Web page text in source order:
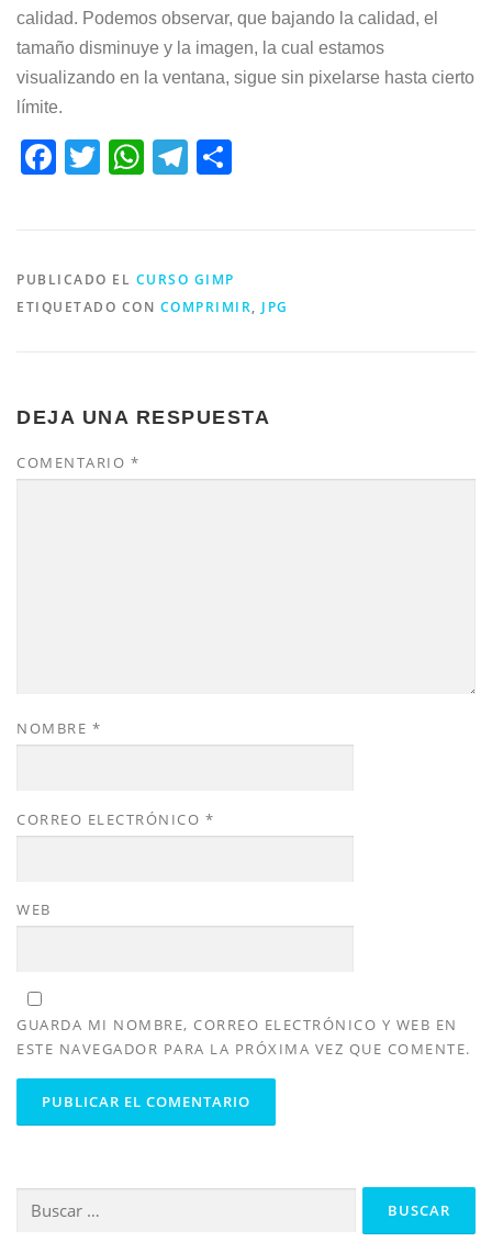
calidad. Podemos observar, que bajando la calidad, el
tamaño disminuye y la imagen, la cual estamos
visualizando en la ventana, sigue sin pixelarse hasta cierto
límite.
Facebook
Twitter
WhatsApp
Telegram
PUBLICADO EL CURSO GIMP
ETIQUETADO CON COMPRIMIR, JPG
DEJA UNA RESPUESTA
COMENTARIO *
NOMBRE *
CORREO ELECTRÓNICO *
WEB
GUARDA MI NOMBRE, CORREO ELECTRÓNICO Y WEB EN
ESTE NAVEGADOR PARA LA PRÓXIMA VEZ QUE COMENTE.
Buscar: